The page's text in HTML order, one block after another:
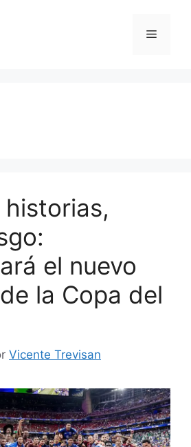
Menú
historias,
el nuevo
la Copa del
Vicente Trevisan